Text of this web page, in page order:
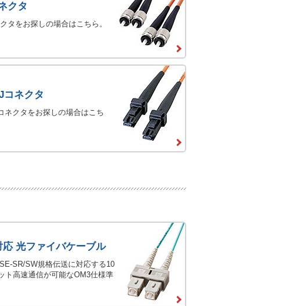
クタ
タをお探しの場合はこちら。
コネクタ
ネクタをお探しの場合はこち
応 光ファイバケーブル
SR/SW規格伝送に対応する10
ト高速通信が可能なOM3仕様準